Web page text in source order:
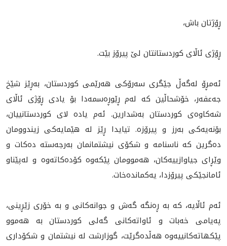
ڕۆژتان باش،
ڕۆژى ئاڵای كوردستانتان لێ پيرۆز بێت.
ئەمڕۆ لەگەڵ جێگری سەرۆكی هەرێمى كوردستان، بەڕێز شێخ
جەعفەر، خۆشحاڵین كە له‌م ڕێوڕه‌سمه‌دا بۆ يادى ڕۆژى ئاڵاى
شه‌كاوه‌ى كوردستان به‌شدارين. ئه‌م ياده لاى كوردستانييان‌،
بۆنەیەکی به‌رز و پيرۆزه‌. تيايدا ڕێز لە هێمايه‌كى زيندوو‌مان
ده‌گرین کە ناسنامە و شکۆی نیشتمانمان بەرجەستە دەکات و
وێڕاى جياوازييه‌كان‌‌، هه‌موومان پێكه‌وه‌ كۆده‌كاته‌وه‌ و له‌پێناو
ئامانجێكى پيرۆزدا، يه‌كمانده‌خات‌.
ئەم ئاڵایە، کە بە ڕەنگە گه‌ش و جوانه‌کانى و به‌ خۆرى زێڕینی،
پەیامی خەبات و ئاواتەکانی گه‌لى كوردستان بە هەموو
پێكهاتەكانییەوە هەڵدەگرێت، گوزارشت لە نیشتمان و شكۆدارى